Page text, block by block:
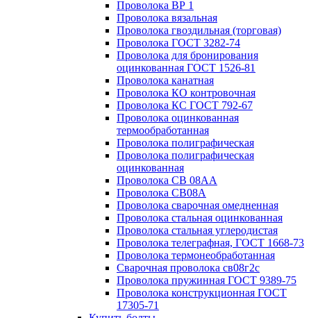
Проволока ВР 1
Проволока вязальная
Проволока гвоздильная (торговая)
Проволока ГОСТ 3282-74
Проволока для бронирования
оцинкованная ГОСТ 1526-81
Проволока канатная
Проволока КО контровочная
Проволока КС ГОСТ 792-67
Проволока оцинкованная
термообработанная
Проволока полиграфическая
Проволока полиграфическая
оцинкованная
Проволока СВ 08АА
Проволока СВ08А
Проволока сварочная омедненная
Проволока стальная оцинкованная
Проволока стальная углеродистая
Проволока телеграфная, ГОСТ 1668-73
Проволока термонеобработанная
Сварочная проволока св08г2с
Проволока пружинная ГОСТ 9389-75
Проволока конструкционная ГОСТ
17305-71